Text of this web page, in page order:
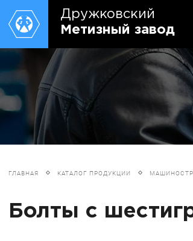
Дружковский
Метизный завод
ГЛАВНАЯ КАТАЛОГ ПРОДУКЦИИ
Болты с